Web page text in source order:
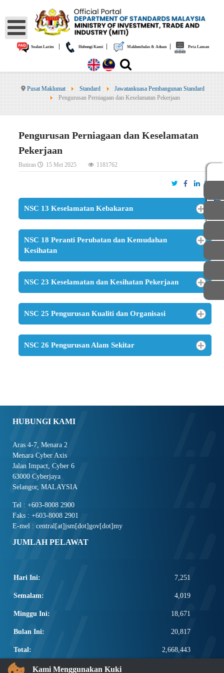
Soalan Lazim| Hubungi Kami| Maklumbalas & Aduan| Peta Laman
Pusat Maklumat Standard
Jawatankuasa Pembangunan Standard
Pengurusan Perniagaan dan Keselamatan Pekerjaan
Pengurusan Perniagaan dan Keselamatan
Pekerjaan
Butiran 15 Mei 2025 1181762
NSC 13 Keselamatan Kebakaran
NSC 18 Peranti Perubatan dan Kemudahan
Kesihatan
NSC 23 Keselamatan dan Kesihatan Pekerjaan
NSC 25 Pengurusan Kualiti dan Organisasi
NSC 26 Pengurusan Alam Sekitar
HUBUNGI KAMI
Aras 4-7, Menara 2
Menara Cyber Axis
Jalan Impact, Cyber 6
63000 Cyberjaya
Selangor, MALAYSIA
Tel : +603-8008 2900
Faks : +603-8008 2901
E-mel : central[at]jsm[dot]gov[dot]my
JUMLAH PELAWAT
Hari Ini: 7,251
Semalam: 4,019
Minggu Ini: 18,671
Bulan Ini: 20,817
Total: 2,668,443
PAUTAN POPULAR
AWAM
STAF
Kami Menggunakan Kuki